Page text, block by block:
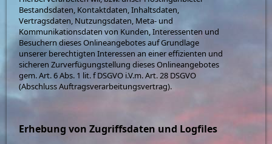
Bestandsdaten, Kontaktdaten, Inhaltsdaten,
Vertragsdaten, Nutzungsdaten, Meta- und
Kommunikationsdaten von Kunden, Interessenten und
Besuchern dieses Onlineangebotes auf Grundlage
unserer berechtigten Interessen an einer effizienten und
sicheren Zurverfügungstellung dieses Onlineangebotes
gem. Art. 6 Abs. 1 lit. f DSGVO i.V.m. Art. 28 DSGVO
(Abschluss Auftragsverarbeitungsvertrag).
Erhebung von Zugriffsdaten und Logfiles